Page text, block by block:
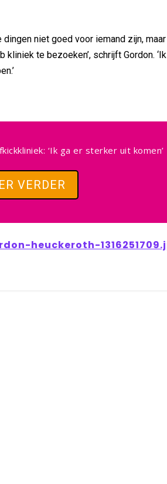
niet goed voor iemand zijn,
kliniek te bezoeken’, schrijft Gordon.
‘Ik ga er sterker uit komen’
VERDER
heuckeroth-